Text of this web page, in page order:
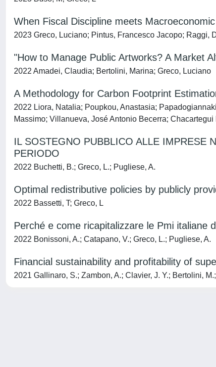
When Fiscal Discipline meets
2023 Greco, Luciano; Pintus, Francesco Jacopo; Raggi,
"How to Manage Public Artworks? A Market
2022 Amadei, Claudia; Bertolini, Marina; Greco, Luciano
A Methodology for Carbon Footprint
2022 Liora, Natalia; Poupkou, Anastasia;
Massimo; Villanueva, José Antonio Becerra;
IL SOSTEGNO PUBBLICO ALLE IMPRESE
PERIODO
2022 Buchetti, B.; Greco, L.; Pugliese, A.
Optimal redistributive policies by publicly
2022 Bassetti, T; Greco, L
Perché e come ricapitalizzare le Pmi italiane
2022 Bonissoni, A.; Catapano, V.; Greco, L.; Pugliese, A.
Financial sustainability and profitability of
2021 Gallinaro, S.; Zambon, A.; Clavier, J. Y.; Bertolini,